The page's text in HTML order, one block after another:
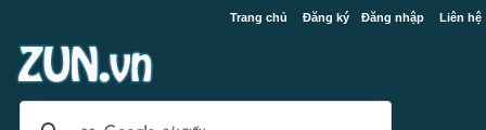
Trang chủ Đăng ký Đăng nhập Liên hệ